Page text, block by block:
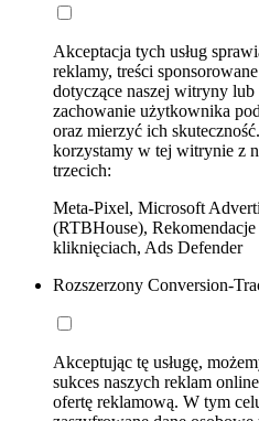
Akceptacja tych usług
reklamy, treści
dotyczące naszej witryny
zachowanie użytkownika
oraz mierzyć ich
korzystamy w tej witrynie z
trzecich:
Meta-Pixel, Microsoft
(RTBHouse),
kliknięciach, Ads Defender
Rozszerzony Conversion-
Akceptując tę usługę,
sukces naszych reklam
ofertę reklamową. W tym